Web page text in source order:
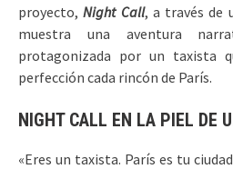
proyecto, Night Call, a través de
muestra una aventura
protagonizada por un taxista
perfección cada rincón de París.
NIGHT CALL EN LA PIEL DE
«Eres un taxista. París es tu